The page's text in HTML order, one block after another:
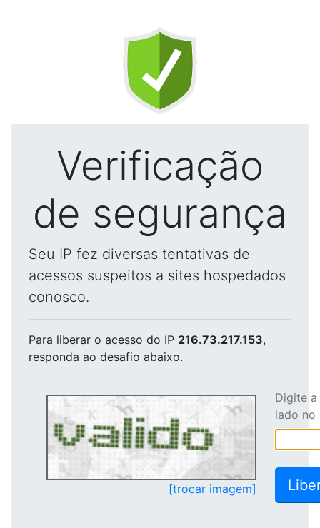
Verificação
de segurança
Seu IP fez diversas tentativas de
acessos suspeitos a sites hospedados
conosco.
Para liberar o acesso do IP 216.73.217.153,
responda ao desafio abaixo.
[trocar imagem]
Digite
lado no